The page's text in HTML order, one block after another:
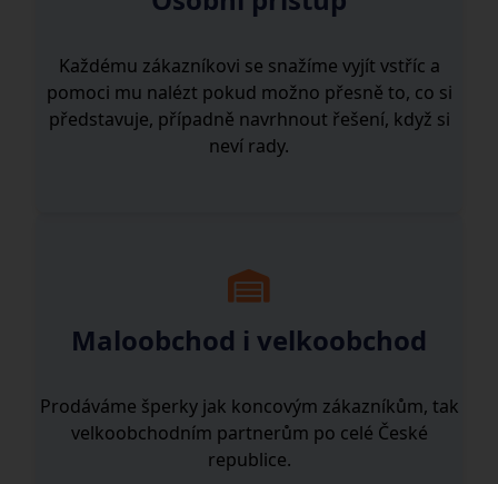
Každému zákazníkovi se snažíme vyjít vstříc a
pomoci mu nalézt pokud možno přesně to, co si
představuje, případně navrhnout řešení, když si
neví rady.
Maloobchod i velkoobchod
Prodáváme šperky jak koncovým zákazníkům, tak
velkoobchodním partnerům po celé České
republice.